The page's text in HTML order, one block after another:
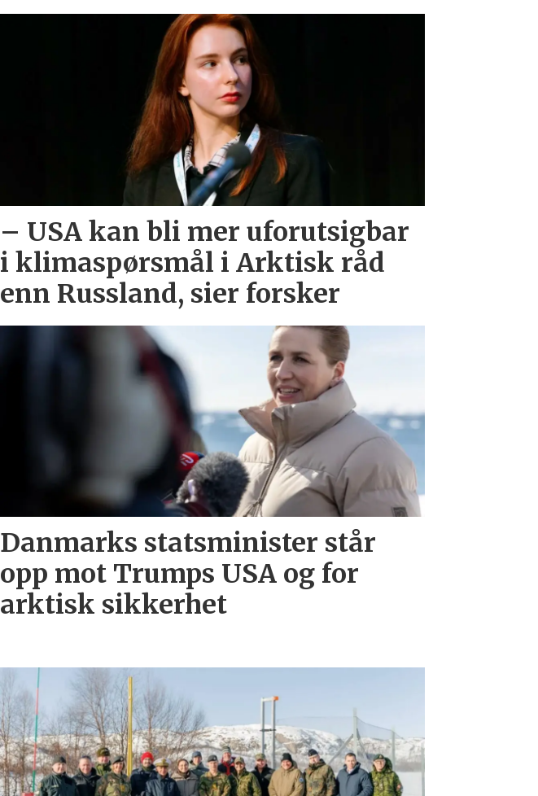
– USA kan bli mer uforutsigbar
i klimaspørsmål i Arktisk råd
enn Russland, sier forsker
Danmarks statsminister står
opp mot Trumps USA og for
arktisk sikkerhet